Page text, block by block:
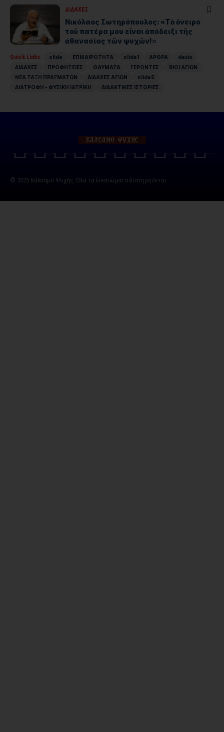
ΔΙΔΑΧΕΣ
Νικόλαος Σωτηρόπουλος: «Τὸ ὄνειρο
τοῦ πατέρα μου εἶναι ἀπόδειξι τῆς
ἀθανασίας τῶν ψυχῶν!»
Quick Links: slide ΕΠΙΚΑΙΡΟΤΗΤΑ slide1 ΑΡΘΡΑ
dexia
ΔΙΔΑΧΕΣ
ΠΡΟΦΗΤΕΙΕΣ ΘΑΥΜΑΤΑ ΓΕΡΟΝΤΕΣ
ΒΙΟΙ ΑΓΙΩΝ
ΝΕΑ ΤΑΞΗ ΠΡΑΓΜΑΤΩΝ
ΔΙΔΑΧΕΣ ΑΓΙΩΝ
slide5
ΔΙΑΤΡΟΦΗ - ΦΥΣΙΚΗ ΙΑΤΡΙΚΗ
ΔΙΔΑΚΤΙΚΕΣ ΙΣΤΟΡΙΕΣ
© 2025 Βάλσαμο Ψυχής. Όλα τα δικαιώματα διατηρούνται.